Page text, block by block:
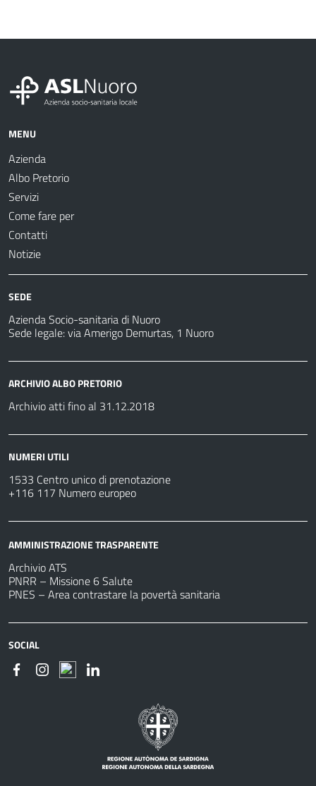
MENU
Azienda
Albo Pretorio
Servizi
Come fare per
Contatti
Notizie
SEDE
Azienda Socio-sanitaria di Nuoro
Sede legale: via Amerigo Demurtas, 1 Nuoro
ARCHIVIO ALBO PRETORIO
Archivio atti fino al 31.12.2018
NUMERI UTILI
1533 Centro unico di prenotazione
+116 117 Numero europeo
AMMINISTRAZIONE TRASPARENTE
Archivio ATS
PNRR – Missione 6 Salute
PNES – Area contrastare la povertà sanitaria
SOCIAL